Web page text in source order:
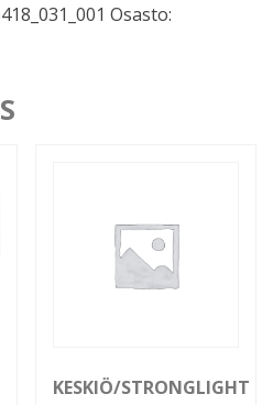
Osasto:
KESKIÖ/STRONGLIGHT